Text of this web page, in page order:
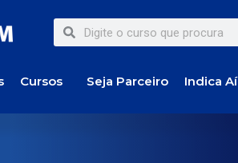
Cursos Seja Parceiro Indica Aí